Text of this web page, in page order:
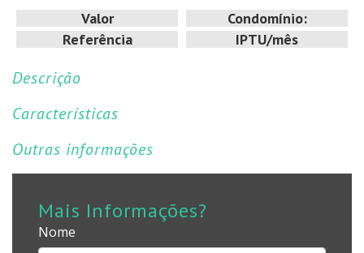
Valor
Referência
Condomínio:
IPTU/mês
Descrição
Características
Outras informações
Mais Informações?
Nome